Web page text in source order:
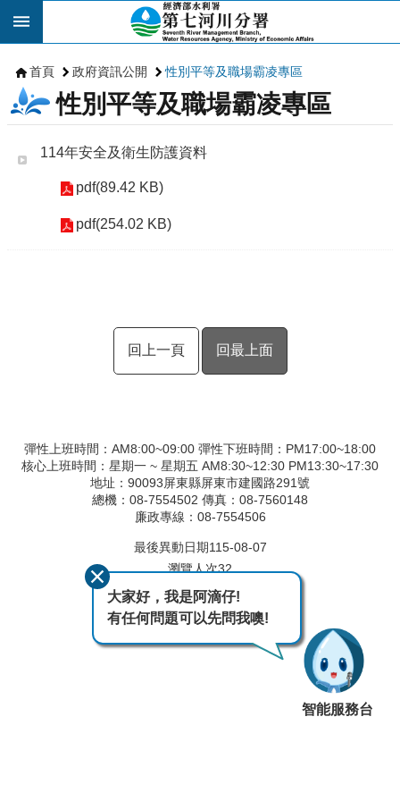
跳到主要內容區塊
首頁 政府資訊公開 性別平等及職場霸凌專區
性別平等及職場霸凌專區
114年安全及衛生防護資料
pdf(89.42 KB)
pdf(254.02 KB)
回上一頁 回最上面
彈性上班時間：AM8:00~09:00 彈性下班時間：PM17:00~18:00
核心上班時間：星期一 ~ 星期五 AM8:30~12:30 PM13:30~17:30
地址：90093屏東縣屏東市建國路291號
總機：08-7554502 傳真：08-7560148
廉政專線：08-7554506
最後異動日期115-08-07
瀏覽人次32
大家好，我是阿滴仔!
有任何問題可以先問我噢!
智能服務台